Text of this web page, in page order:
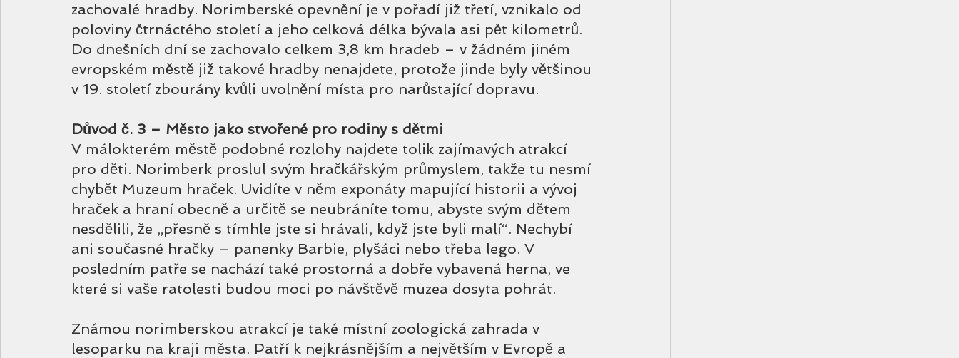
zachovalé hradby. Norimberské opevnění je v pořadí již třetí, vznikalo od
poloviny čtrnáctého století a jeho celková délka bývala asi pět kilometrů.
Do dnešních dní se zachovalo celkem 3,8 km hradeb – v žádném jiném
evropském městě již takové hradby nenajdete, protože jinde byly většinou
v 19. století zbourány kvůli uvolnění místa pro narůstající dopravu.
Důvod č. 3 – Město jako stvořené pro rodiny s dětmi
V málokterém městě podobné rozlohy najdete tolik zajímavých atrakcí
pro děti. Norimberk proslul svým hračkářským průmyslem, takže tu nesmí
chybět Muzeum hraček. Uvidíte v něm exponáty mapující historii a vývoj
hraček a hraní obecně a určitě se neubráníte tomu, abyste svým dětem
nesdělili, že „přesně s tímhle jste si hrávali, když jste byli malí“. Nechybí
ani současné hračky – panenky Barbie, plyšáci nebo třeba lego. V
posledním patře se nachází také prostorná a dobře vybavená herna, ve
které si vaše ratolesti budou moci po návštěvě muzea dosyta pohrát.
Známou norimberskou atrakcí je také místní zoologická zahrada v
lesoparku na kraji města. Patří k nejkrásnějším a největším v Evropě a